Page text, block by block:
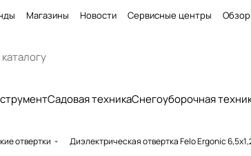
Магазины Новости Сервисные центры
Садовая техникаСнегоуборочная
отвертки Диэлектрическая отвертка Felo Ergonic